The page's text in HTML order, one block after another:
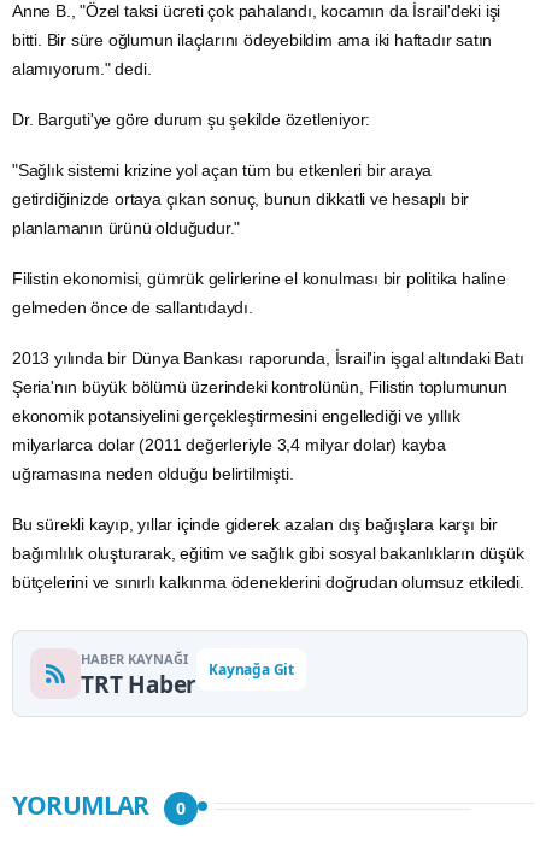
Anne B., "Özeltaksi ücreti çok pahalandı, kocamın da İsrail'deki işi
bitti. Bir süre oğlumun ilaçlarını ödeyebildim ama iki haftadır satın
alamıyorum." dedi.
Dr. Barguti'ye göre durum şu şekilde özetleniyor:
"Sağlık sistemi krizine yol açan tüm bu etkenleri bir araya
getirdiğinizde ortaya çıkan sonuç, bunun dikkatli ve hesaplı bir
planlamanın ürünü olduğudur."
Filistin ekonomisi, gümrük gelirlerine el konulması bir politika haline
gelmeden önce de sallantıdaydı.
2013 yılında bir Dünya Bankası raporunda, İsrail'in işgal altındaki Batı
Şeria'nın büyük bölümü üzerindeki kontrolünün, Filistin toplumunun
ekonomik potansiyelini gerçekleştirmesini engellediği ve yıllık
milyarlarca dolar(2011 değerleriyle 3,4 milyar dolar) kayba
uğramasına neden olduğu belirtilmişti.
Bu sürekli kayıp, yıllar içinde giderek azalan dış bağışlara karşı bir
bağımlılık oluşturarak,eğitim ve sağlık gibi sosyal bakanlıkların düşük
bütçelerini ve sınırlı kalkınma ödeneklerini doğrudan olumsuz etkiledi.
HABER KAYNAĞI
TRT Haber Kaynağa Git
YORUMLAR 0